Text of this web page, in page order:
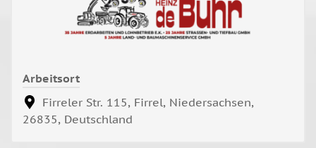
Arbeitsort
Firreler Str. 115, Firrel, Niedersachsen,
26835, Deutschland